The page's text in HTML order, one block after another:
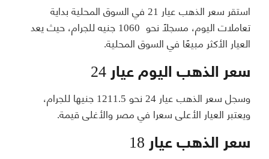
استقر سعر الذهب عيار 21 في السوق المحلية بداية
تعاملات اليوم، مسجلًا نحو 1060 جنيه للجرام، حيث يعد
العيار الأكثر مبيعًا في السوق المحلية.
سعر الذهب اليوم عيار 24
وسجل سعر الذهب عيار 24 نحو 1211.5 جنيها للجرام،
ويعتبر العيار الأعلى سعرا في مصر والأغلى قيمة.
سعر الذهب عيار 18